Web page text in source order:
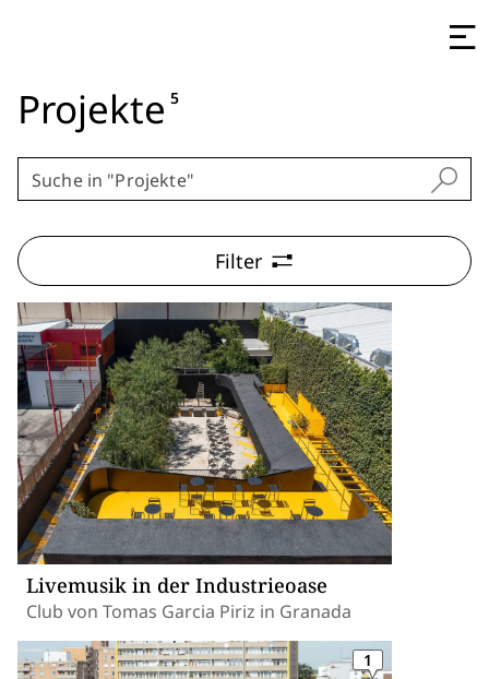
Projekte 5
Filter
Livemusik in der Industrieoase
Club von Tomas Garcia Piriz in Granada
1